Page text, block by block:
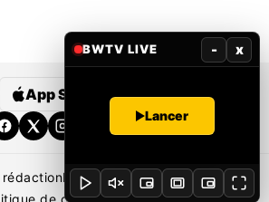
App Store Google Play
Rédaction Mentions légales
de correction
BWTV LIVE - x
Lancer